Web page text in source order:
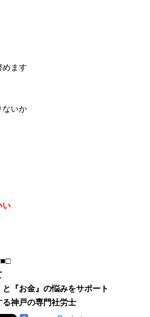
ます
ないか
い
『お金』の悩みをサポート
神戸の専門社労士